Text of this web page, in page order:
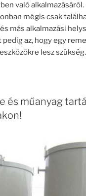
való alkalmazásáról.
mégis csak
más alkalmazási
pedig az, hogy egy
eszközökre lesz szükség.
és műanyag